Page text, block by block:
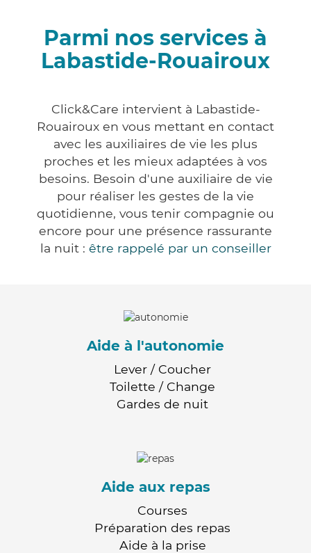
Parmi nos services à
Labastide-Rouairoux
Click&Care intervient à Labastide-
Rouairoux en vous mettant en contact
avec les auxiliaires de vie les plus
proches et les mieux adaptées à vos
besoins. Besoin d'une auxiliaire de vie
pour réaliser les gestes de la vie
quotidienne, vous tenir compagnie ou
encore pour une présence rassurante
la nuit : être rappelé par un conseiller
Aide à l'autonomie
Lever / Coucher
Toilette / Change
Gardes de nuit
Aide aux repas
Courses
Préparation des repas
Aide à la prise